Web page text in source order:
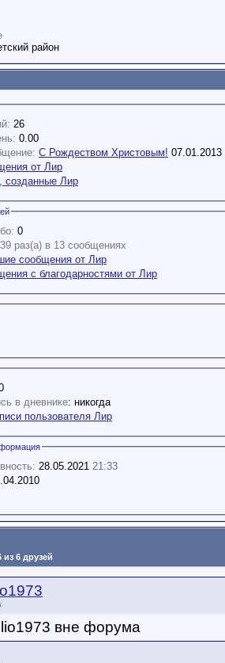
район
26
0.00
С Рождеством Христовым! 07.01.2013
от Лир
созданные Лир
0
раз(а) в 13 сообщениях
сообщения от Лир
с благодарностями от Лир
в дневнике : никогда
пользователя Лир
28.05.2021 21:33
6 друзей